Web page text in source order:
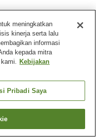
roti
Guest House Sora
meningkatkan
kinerja serta lalu
informasi
kepada mitra
Kebijakan
Pribadi Saya